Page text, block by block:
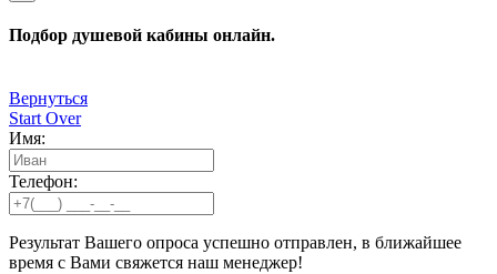
Подбор душевой кабины онлайн.
Вернуться
Start Over
Имя:
Телефон:
Результат Вашего опроса успешно отправлен, в ближайшее
время с Вами свяжется наш менеджер!